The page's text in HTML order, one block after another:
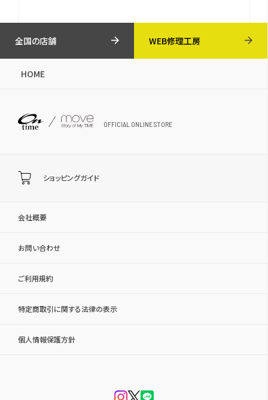
全国の店舗 WEB修理工房
HOME
OFFICIAL ONLINE STORE
会社概要
お問い合わせ
ご利用規約
特定商取引に関する法律の表示
個人情報保護方針
ショッピングガイド